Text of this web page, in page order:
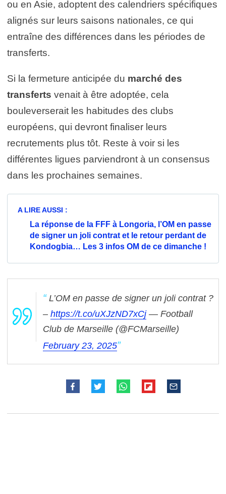
ou en Asie, adoptent des calendriers spécifiques
alignés sur leurs saisons nationales, ce qui
entraîne des différences dans les périodes de
transferts.
Si la fermeture anticipée du marché des
transferts venait à être adoptée, cela
bouleverserait les habitudes des clubs
européens, qui devront finaliser leurs
recrutements plus tôt. Reste à voir si les
différentes ligues parviendront à un consensus
dans les prochaines semaines.
A LIRE AUSSI :
La réponse de la FFF à Longoria, l’OM en passe
de signer un joli contrat et le retour perdant de
Kondogbia… Les 3 infos OM de ce dimanche !
L’OM en passe de signer un joli contrat ?
– https://t.co/uXJzND7xCj — Football
Club de Marseille (@FCMarseille)
February 23, 2025